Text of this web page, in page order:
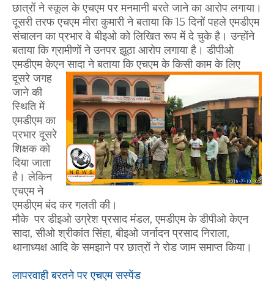
छात्रों ने स्कूल के एचएम पर मनमानी बरते जाने का आरोप लगाया।
दूसरी तरफ एचएम मीरा कुमारी ने बताया कि 15 दिनों पहले एमडीएम
संचालन का प्रभार वे बीइओ को लिखित रूप में दे चुके है। उन्होंने
बताया कि ग्रामीणों ने उनपर झूठा आरोप लगाया है। डीपीओ
एमडीएम केएन सादा ने बताया कि एचएम के किसी काम केलिए
दूसरे जगह
जाने की
स्थिति में
एमडीएम का
प्रभार दूसरे
शिक्षक को
दिया जाता
है। लेकिन
एचएम ने
एमडीएम बंद कर गलती की।
मौके पर डीइओ उग्रेश प्रसाद मंडल, एमडीएम के डीपीओ केएन
सादा, सीओ श्रीकांत सिंहा, बीइओ जर्नादन प्रसाद निराला,
थानाध्यक्ष आदि के समझाने पर छात्रों ने रोड जाम समाप्त किया।
लापरवाही बरतने पर एचएम सस्पेंड